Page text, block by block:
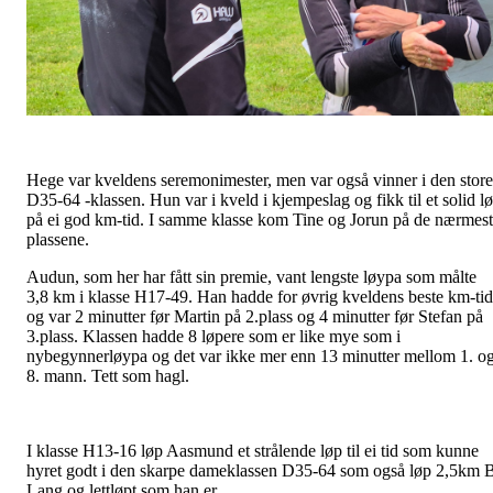
Hege var kveldens seremonimester, men var også vinner i den store
D35-64 -klassen. Hun var i kveld i kjempeslag og fikk til et solid
på ei god km-tid. I samme klasse kom Tine og Jorun på de
plassene.
Audun, som her har fått sin premie, vant lengste løypa som målte
3,8 km i klasse H17-49. Han hadde for øvrig kveldens beste km-tid
og var 2 minutter før Martin på 2.plass og 4 minutter før Stefan på
3.plass. Klassen hadde 8 løpere som er like mye som i
nybegynnerløypa og det var ikke mer enn 13 minutter mellom 1.
8. mann. Tett som hagl.
I klasse H13-16 løp Aasmund et strålende løp til ei tid som kunne
hyret godt i den skarpe dameklassen D35-64 som også løp 2,5km